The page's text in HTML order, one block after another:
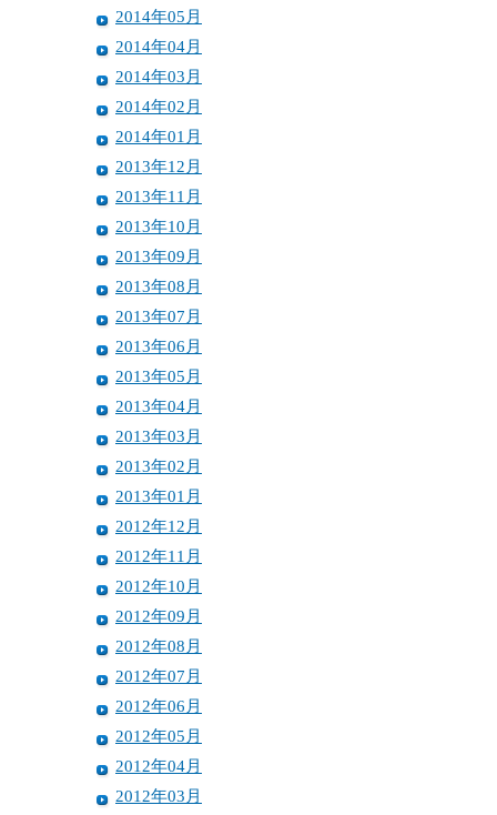
2014年05月
2014年04月
2014年03月
2014年02月
2014年01月
2013年12月
2013年11月
2013年10月
2013年09月
2013年08月
2013年07月
2013年06月
2013年05月
2013年04月
2013年03月
2013年02月
2013年01月
2012年12月
2012年11月
2012年10月
2012年09月
2012年08月
2012年07月
2012年06月
2012年05月
2012年04月
2012年03月